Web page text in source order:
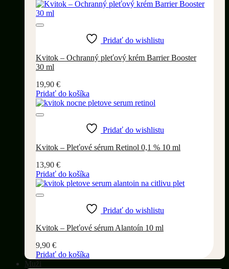
Pridať do wishlistu
Kvitok – Ochranný pleťový krém Barrier Booster
30 ml
19,90 €
Pridať do košíka
Pridať do wishlistu
Kvitok – Pleťové sérum Retinol 0,1 % 10 ml
13,90 €
Pridať do košíka
Pridať do wishlistu
Kvitok – Pleťové sérum Alantoín 10 ml
9,90 €
Pridať do košíka
Muži